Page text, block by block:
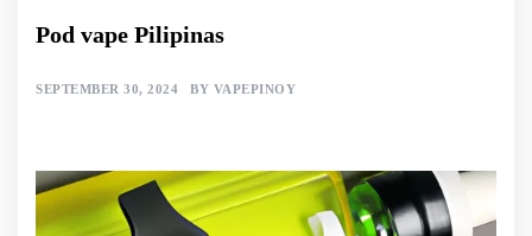
Pod vape Pilipinas
SEPTEMBER 30, 2024 BY VAPEPINOY